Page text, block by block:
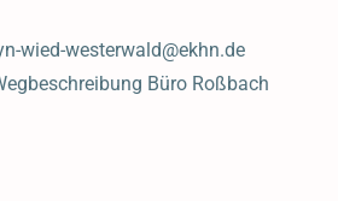
wied-westerwald@ekhn.de
Büro Roßbach